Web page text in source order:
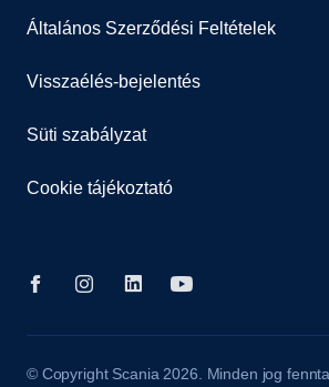
Általános Szerződési Feltételek
Visszaélés-bejelentés
Süti szabályzat
Cookie tájékoztató
© Copyright Scania 2026. Minden jog